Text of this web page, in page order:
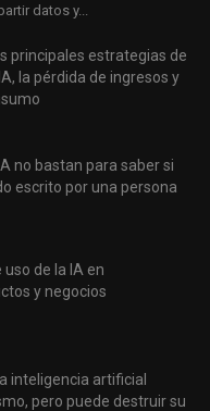
datos y...
principales estrategias de
la pérdida de ingresos y
no bastan para saber si
escrito por una persona
de la IA en
y negocios
inteligencia artificial
pero puede destruir su